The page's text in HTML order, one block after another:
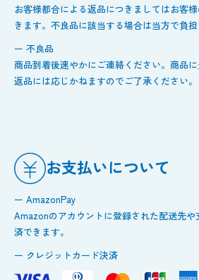
お客様都合による返品につきましてはお客
きます。不良品に該当する場合は当方で負担
ー 不良品
商品到着後速やかにご連絡ください。商品に
返品には応じかねますのでご了承ください。
お支払いについて
ー AmazonPay
Amazonのアカウントに登録された配送先
済できます。
ー クレジットカード決済